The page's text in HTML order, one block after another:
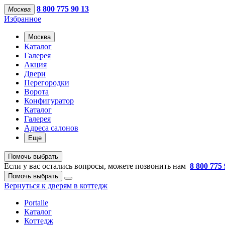
Москва
8 800 775 90 13
Избранное
Москва
Каталог
Галерея
Акция
Двери
Перегородки
Ворота
Конфигуратор
Каталог
Галерея
Адреса салонов
Еще
Помочь выбрать
Если у вас остались вопросы, можете позвонить нам 8 800 775
Помочь выбрать
Вернуться к дверям в коттедж
Portalle
Каталог
Коттедж